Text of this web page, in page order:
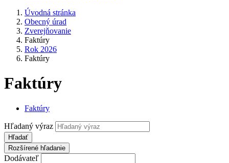
Úvodná stránka
Obecný úrad
Zverejňovanie
Faktúry
Rok 2026
Faktúry
Faktúry
Faktúry
Hľadaný výraz
Hľadať
Rozšírené hľadanie
Dodávateľ